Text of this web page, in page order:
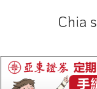
Chia